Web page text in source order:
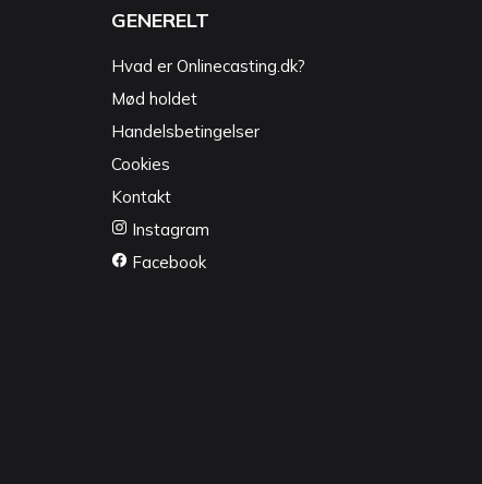
GENERELT
Hvad er Onlinecasting.dk?
Mød holdet
Handelsbetingelser
Cookies
Kontakt
Instagram
Facebook